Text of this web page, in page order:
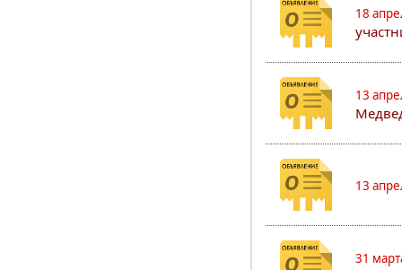
18
13
13
31